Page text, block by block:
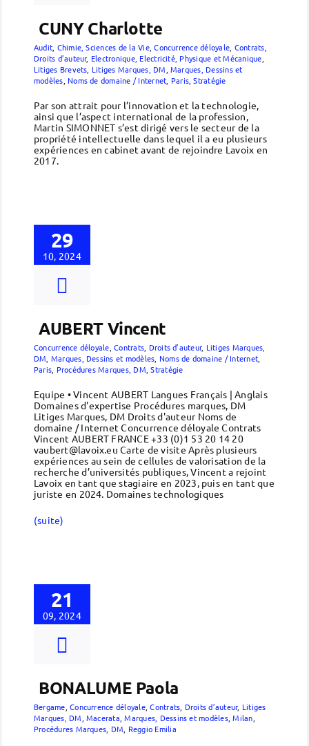
CUNY Charlotte
Audit Chimie, Sciences de la Vie,Concurrence déloyale Contrats
Droits d’auteur, Electronique, Electricité, Physique et Mécanique
Litiges Brevets Litiges Marques, DM ,Marques, Dessins et
modèles Noms de domaine / Internet Paris,Stratégie
Par son attrait pour l’innovation et la technologie,
ainsi que l’aspect international de la profession,
Martin SIMONNET s’est dirigé vers le secteur de la
propriété intellectuelle dans lequel il a eu plusieurs
expériences en cabinet avant de rejoindre Lavoix en
2017.
29
10, 2024
AUBERT Vincent
Concurrence déloyale ,Contrats Droits d’auteur, Litiges Marques,
DM Marques, Dessins et modèles Noms de domaine / Internet
Paris Procédures Marques, DM ,Stratégie
Equipe • Vincent AUBERT Langues Français | Anglais
Domaines d'expertise Procédures marques, DM
Litiges Marques, DM Droits d'auteur Noms de
domaine / Internet Concurrence déloyale Contrats
Vincent AUBERT FRANCE +33 (0)1 53 20 14 20
vaubert@lavoix.eu Carte de visite Après plusieurs
expériences au sein de cellules de valorisation de la
recherche d’universités publiques, Vincent a rejoint
Lavoix en tant que stagiaire en 2023, puis en tant que
juriste en 2024. Domaines technologiques
(suite)
21
09, 2024
BONALUME Paola
Bergame ,Concurrence déloyale,Contrats Droits d’auteur, Litiges
Marques, DM Macerata ,Marques, Dessins et modèles,Milan
Procédures Marques, DM Reggio Emilia